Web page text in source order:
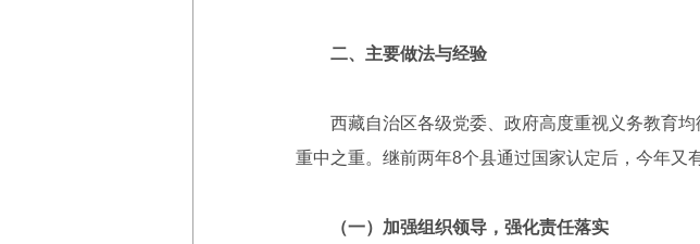
二、主要做法与经验
西藏自治区各级党委、政府高度重视义务教育均
重中之重。继前两年8个县通过国家认定后，今年又
（一）加强组织领导，强化责任落实